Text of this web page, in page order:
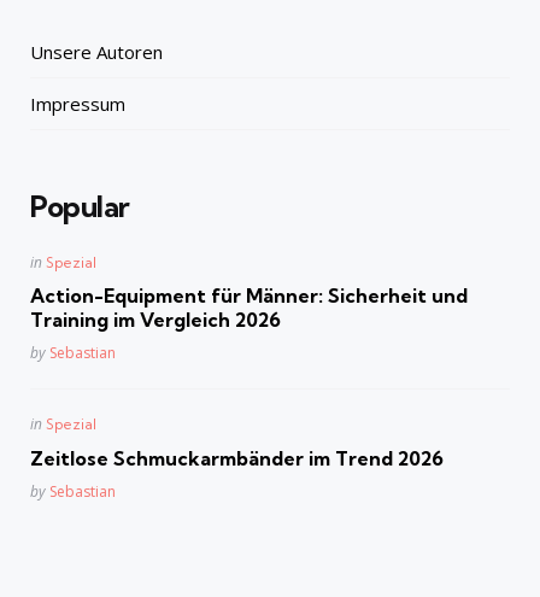
Unsere Autoren
Impressum
Popular
Posted
in Spezial
Action-Equipment für Männer: Sicherheit und
Training im Vergleich 2026
Posted
by Sebastian
Posted
in Spezial
Zeitlose Schmuckarmbänder im Trend 2026
Posted
by Sebastian